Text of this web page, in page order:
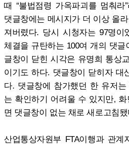
때 “불법점령 가옥파괴를 멈춰라
댓글창에는 메시지가 더 이상 올
져버렸다. 당시 시청자는 97명이
체결을 규탄하는 100여 개의 댓
글창이 닫힌 시각은 유명희 통상
이기도 하다. 댓글창이 닫히자 대
다. 댓글창에 참가했던 한 유저는
는 확인하기 어려울 수 있지만,
면 댓글창이 없는 채로 새로고침
산업통상자원부 FTA이행과 관